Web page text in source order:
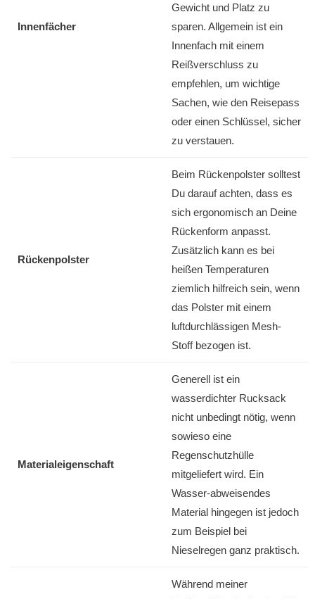
Innenfächer
Gewicht und Platz zu
sparen. Allgemein ist ein
Innenfach mit einem
Reißverschluss zu
empfehlen, um wichtige
Sachen, wie den Reisepass
oder einen Schlüssel, sicher
zu verstauen.
Rückenpolster
Beim Rückenpolster solltest
Du darauf achten, dass es
sich ergonomisch an Deine
Rückenform anpasst.
Zusätzlich kann es bei
heißen Temperaturen
ziemlich hilfreich sein, wenn
das Polster mit einem
luftdurchlässigen Mesh-
Stoff bezogen ist.
Materialeigenschaft
Generell ist ein
wasserdichter Rucksack
nicht unbedingt nötig, wenn
sowieso eine
Regenschutzhülle
mitgeliefert wird. Ein
Wasser-abweisendes
Material hingegen ist jedoch
zum Beispiel bei
Nieselregen ganz praktisch.
Während meiner